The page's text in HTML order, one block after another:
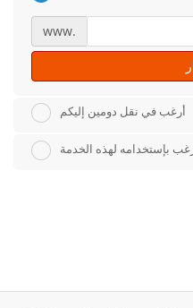
www.
أرغب في نقل دومين إليكم
بإستخدامه لهذه الخدمة